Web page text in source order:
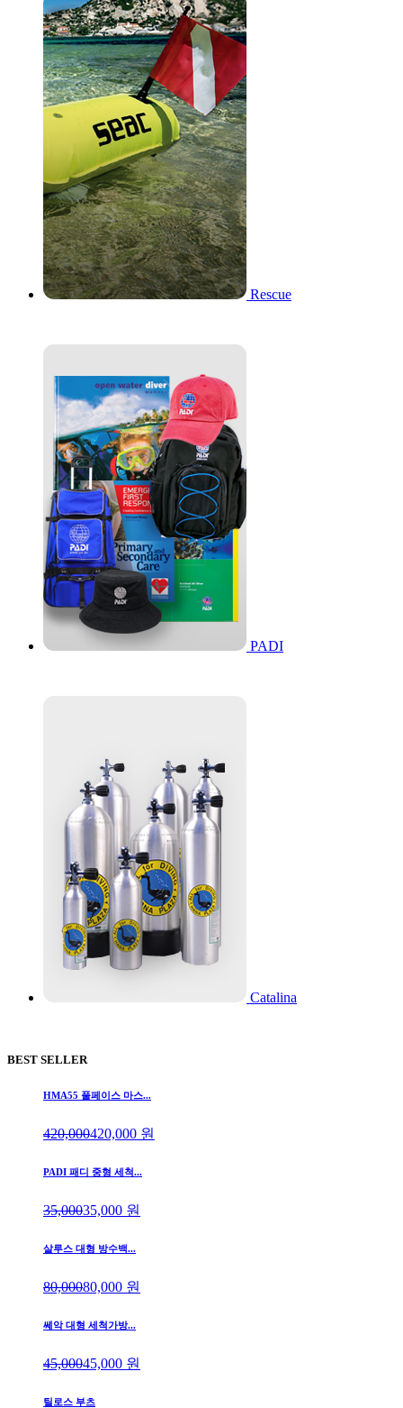
Rescue
PADI
Catalina
BEST SELLER
HMA55 풀페이스 마스...
420,000420,000 원
PADI 패디 중형 세척...
35,00035,000 원
살루스 대형 방수백...
80,00080,000 원
쎄악 대형 세척가방...
45,00045,000 원
틸로스 부츠